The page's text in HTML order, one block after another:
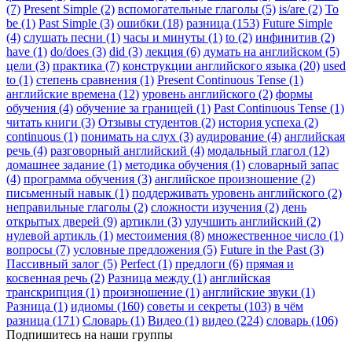
(7) Present Simple (2) вспомогательные глаголы (5) is/are (2) To
be (1) Past Simple (3) ошибки (18) разница (153) Future Simple
(4) слушать песни (1) часы и минуты (1) to (2) инфинитив (2)
have (1) do/does (3) did (3) лекция (6) думать на английском (5)
цели (3) практика (7) конструкции английского языка (20) used
to (1) степень сравнения (1) Present Continuous Tense (1)
английские времена (12) уровень английского (2) формы
обучения (4) обучение за границей (1) Past Continuous Tense (1)
читать книги (3) Отзывы студентов (2) история успеха (2)
continuous (1) понимать на слух (3) аудирование (4) английская
речь (4) разговорный английский (4) модальный глагол (12)
домашнее задание (1) методика обучения (1) словарный запас
(4) программа обучения (3) английское произношение (2)
письменный навык (1) поддерживать уровень английского (2)
неправильные глаголы (2) сложности изучения (2) день
открытых дверей (9) артикли (3) улучшить английский (2)
нулевой артикль (1) местоимения (8) множественное число (1)
вопросы (7) условные предложения (5) Future in the Past (3)
Пассивный залог (5) Perfect (1) предлоги (6) прямая и
косвенная речь (2) Разница между (1) английская
транскрипция (1) произношение (1) английские звуки (1)
Разница (1) идиомы (160) советы и секреты (103) в чём
разница (171) Словарь (1) Видео (1) видео (224) словарь (106)
Подпишитесь на наши группы